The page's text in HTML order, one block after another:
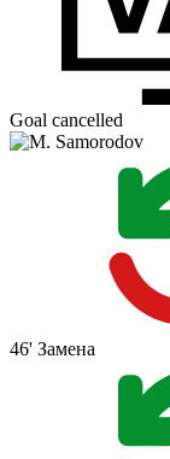
Goal cancelled
46' Замена